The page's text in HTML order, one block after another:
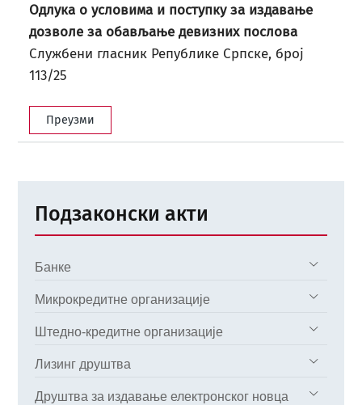
Одлука о условима и поступку за издавање
дозволе за обављање девизних послова
Службени гласник Републике Српске, број
113/25
Преузми
Подзаконски акти
Банке
Микрокредитне организације
Штедно-кредитне организације
Лизинг друштва
Друштва за издавање електронског новца